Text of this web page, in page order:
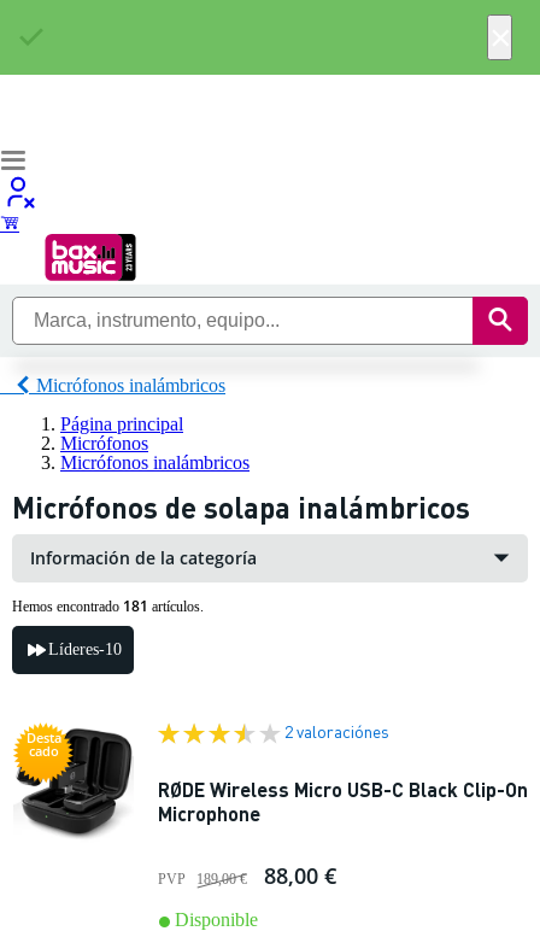
Micrófonos inalámbricos
Página principal
Micrófonos
Micrófonos inalámbricos
Micrófonos de solapa inalámbricos
Información de la categoría
Hemos encontrado 181 artículos.
Líderes-10
Desta
cado
2 valoraciónes
RØDE Wireless Micro USB-C Black Clip-On
Microphone
PVP 189,00 € 88,00 €
Disponible